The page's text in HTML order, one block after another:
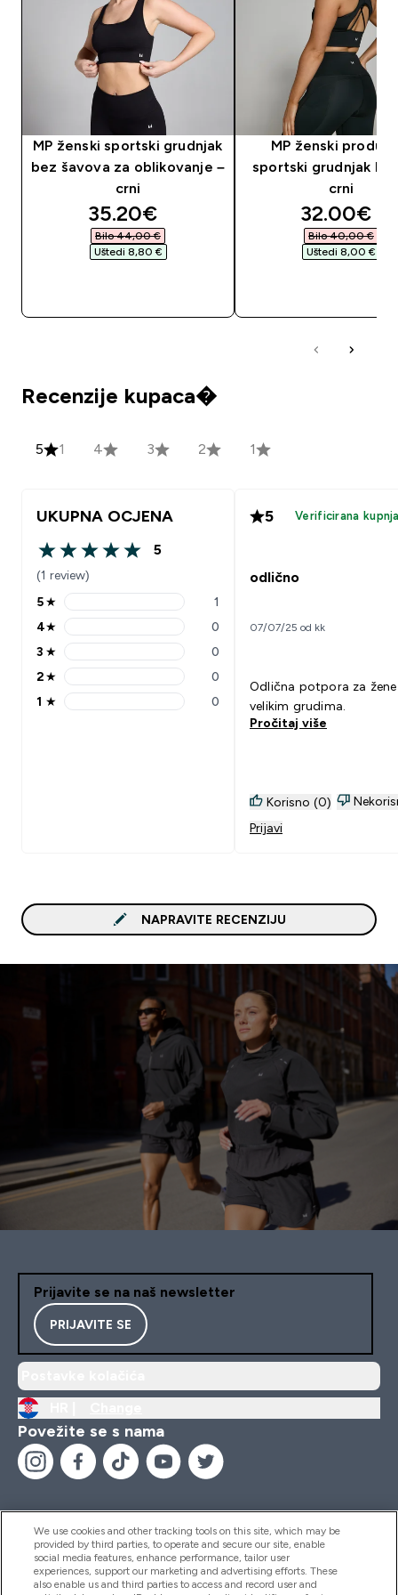
MP ženski sportski grudnjak
bez šavova za oblikovanje –
crni
discounted price
35.20€‎
Bilo 44,00 €‎
Uštedi 8,80 €‎
MP ženski
sportski grudnjak
crni
32.00€‎
Bilo 40,00 €‎
Uštedi 8,00 €‎
Recenzije kupaca�
5 1 4 3 2 1
UKUPNA OCJENA
5 out of 5 stars
5
(1 review)
5 stars rating 1 reviews
5★ 1
4 stars rating 0 reviews
4★ 0
3 stars rating 0 reviews
3 ★ 0
2 stars rating 0 reviews
2★ 0
1 stars rating 0 reviews
1 ★ 0
5 Verificirana
odlično
07/07/25 od kk
Odlična potpora za
velikim grudima.
Pročitaj više
Korisno (0)
Prijavi
NAPRAVITE RECENZIJU
Prijavite se na naš newsletter
PRIJAVITE SE
Povežite se s nama
Pomoć I Informacije
We use cookies and other tracking tools on this site, which may be
provided by third parties, to operate and secure our site, enable
social media features, enhance performance, tailor user
experiences, support our marketing and advertising efforts. These
also enable us and third parties to access and record user and